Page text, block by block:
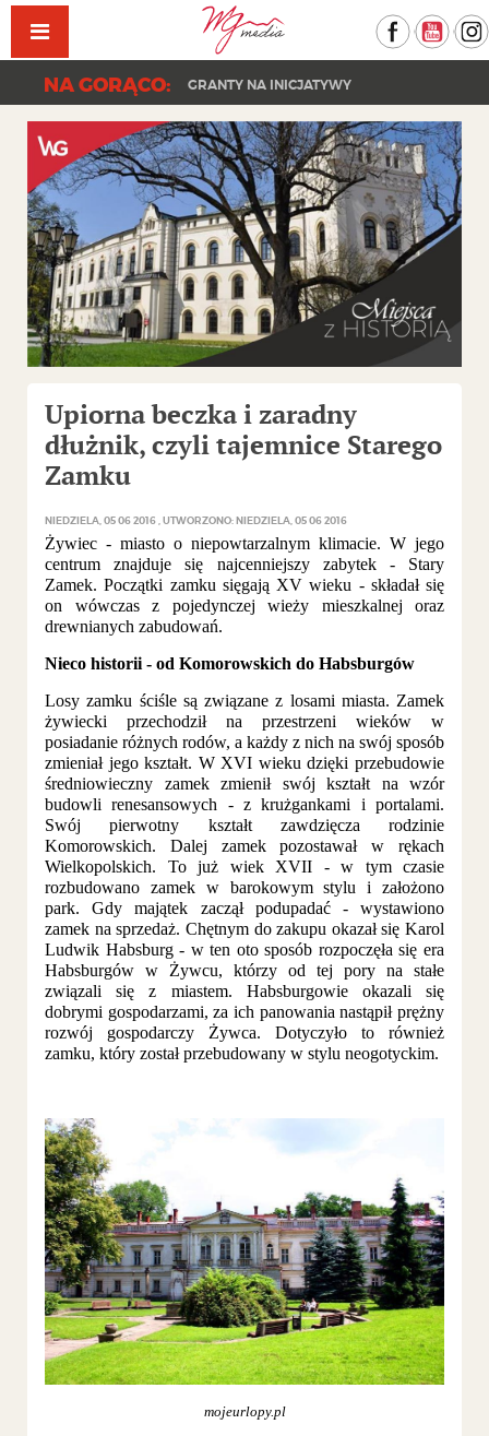
Facebook
NA GORĄCO: GRANTY NA INICJATYWY
Upiorna beczka i zaradny
dłużnik, czyli tajemnice Starego
Zamku
NIEDZIELA, 05 06 2016 UTWORZONO: NIEDZIELA, 05 06 2016
Żywiec - miasto o niepowtarzalnym klimacie. W jego
centrum znajduje się najcenniejszy zabytek - Stary
Zamek. Początki zamku sięgają XV wieku - składał się
on wówczas z pojedynczej wieży mieszkalnej oraz
drewnianych zabudowań.
Nieco historii - od Komorowskich do Habsburgów
Losy zamku ściśle są związane z losami miasta. Zamek
żywiecki przechodził na przestrzeni wieków w
posiadanie różnych rodów, a każdy z nich na swój sposób
zmieniał jego kształt. W XVI wieku dzięki przebudowie
średniowieczny zamek zmienił swój kształt na wzór
budowli renesansowych - z krużgankami i portalami.
Swój pierwotny kształt zawdzięcza rodzinie
Komorowskich. Dalej zamek pozostawał w rękach
Wielkopolskich. To już wiek XVII - w tym czasie
rozbudowano zamek w barokowym stylu i założono
park. Gdy majątek zaczął podupadać - wystawiono
zamek na sprzedaż. Chętnym do zakupu okazał się Karol
Ludwik Habsburg - w ten oto sposób rozpoczęła się era
Habsburgów w Żywcu, którzy od tej pory na stałe
związali się z miastem. Habsburgowie okazali się
dobrymi gospodarzami, za ich panowania nastąpił prężny
rozwój gospodarczy Żywca. Dotyczyło to również
zamku, który został przebudowany w stylu neogotyckim.
mojeurlopy.pl